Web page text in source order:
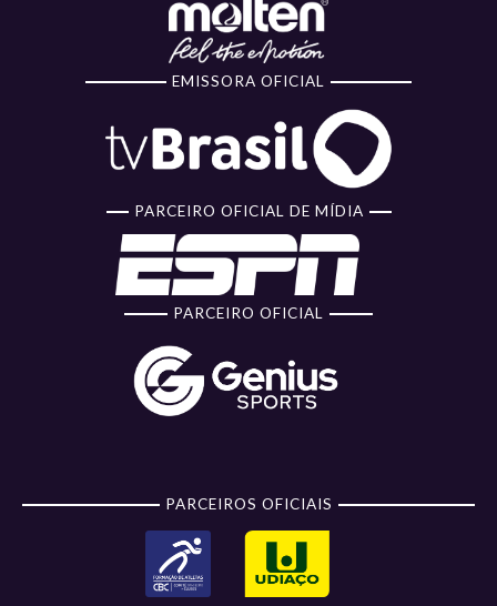
EMISSORA OFICIAL
PARCEIRO OFICIAL DE MÍDIA
PARCEIRO OFICIAL
PARCEIROS OFICIAIS